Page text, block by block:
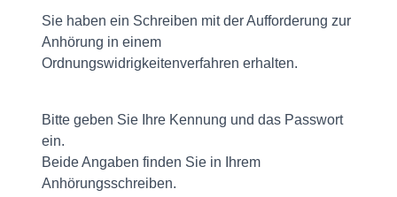
Login-Seite
Sie haben ein Schreiben mit der Aufforderung zur
Anhörung in einem
Ordnungswidrigkeitenverfahren erhalten.
Bitte geben Sie Ihre Kennung und das Passwort
ein.
Beide Angaben finden Sie in Ihrem
Anhörungsschreiben.